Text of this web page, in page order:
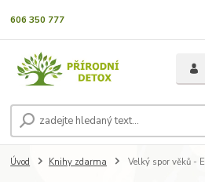
606 350 777
Úvod Knihy zdarma Velký spor věků -